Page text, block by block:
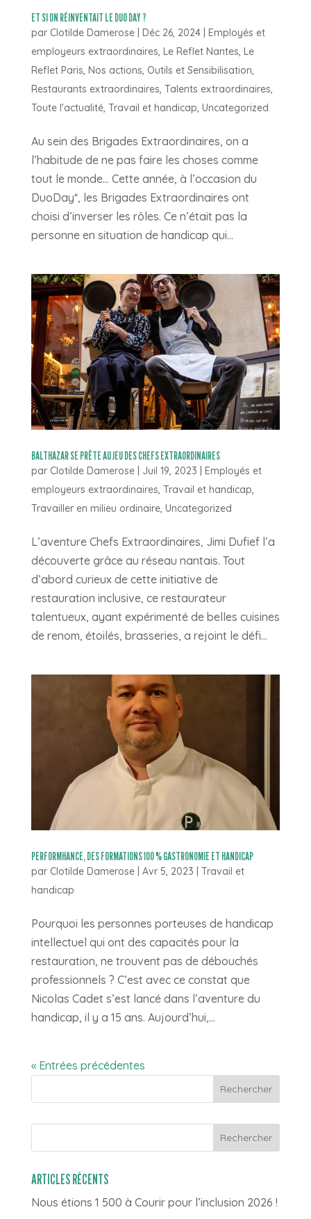
ET SI ON RÉINVENTAIT LE DUO DAY ?
par Clotilde Damerose| Déc 26, 2024| Employés et
employeurs extraordinaires, Le Reflet Nantes, Le
Reflet Paris, Nos actions, Outils et Sensibilisation,
Restaurants extraordinaires, Talents extraordinaires,
Toute l'actualité, Travail et handicap, Uncategorized
Au sein des Brigades Extraordinaires, on a
l’habitude de ne pas faire les choses comme
tout le monde… Cette année, à l’occasion du
DuoDay*, les Brigades Extraordinaires ont
choisi d’inverser les rôles. Ce n’était pas la
personne en situation de handicap qui...
BALTHAZAR SE PRÊTE AU JEU DES CHEFS EXTRAORDINAIRES
par Clotilde Damerose| Juil 19, 2023
Employés et
employeurs extraordinaires, Travail et handicap,
Travailler en milieu ordinaire, Uncategorized
L’aventure Chefs Extraordinaires, Jimi Dufief l’a
découverte grâce au réseau nantais. Tout
d’abord curieux de cette initiative de
restauration inclusive, ce restaurateur
talentueux, ayant expérimenté de belles cuisines
de renom, étoilés, brasseries, a rejoint le défi...
PERFORMHANCE, DES FORMATIONS 100 % GASTRONOMIE ET HANDICAP
par Clotilde Damerose| Avr 5, 2023
Travail et
handicap
Pourquoi les personnes porteuses de handicap
intellectuel qui ont des capacités pour la
restauration, ne trouvent pas de débouchés
professionnels ? C’est avec ce constat que
Nicolas Cadet s’est lancé dans l’aventure du
handicap, il y a 15 ans. Aujourd’hui,...
« Entrées précédentes
Rechercher
ARTICLES RÉCENTS
Nous étions 1 500 à Courir pour l’inclusion 2026 !